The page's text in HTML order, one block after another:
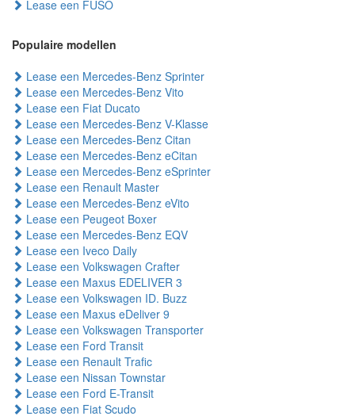
Lease een FUSO
Populaire modellen
Lease een Mercedes-Benz Sprinter
Lease een Mercedes-Benz Vito
Lease een Fiat Ducato
Lease een Mercedes-Benz V-Klasse
Lease een Mercedes-Benz Citan
Lease een Mercedes-Benz eCitan
Lease een Mercedes-Benz eSprinter
Lease een Renault Master
Lease een Mercedes-Benz eVito
Lease een Peugeot Boxer
Lease een Mercedes-Benz EQV
Lease een Iveco Daily
Lease een Volkswagen Crafter
Lease een Maxus EDELIVER 3
Lease een Volkswagen ID. Buzz
Lease een Maxus eDeliver 9
Lease een Volkswagen Transporter
Lease een Ford Transit
Lease een Renault Trafic
Lease een Nissan Townstar
Lease een Ford E-Transit
Lease een Fiat Scudo